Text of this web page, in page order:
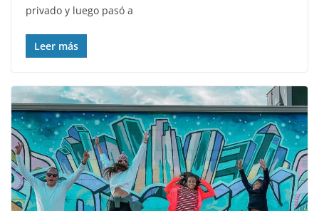
privado y luego pasó a
Leer más